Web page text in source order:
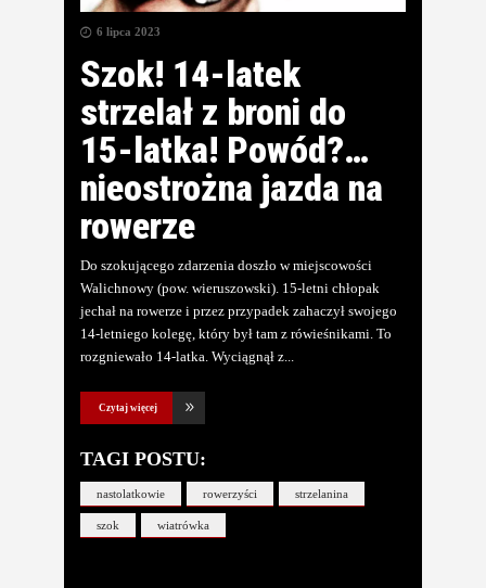
6 lipca 2023
Szok! 14-latek
strzelał z broni do
15-latka! Powód?…
nieostrożna jazda na
rowerze
Do szokującego zdarzenia doszło w miejscowości
Walichnowy (pow. wieruszowski). 15-letni chłopak
jechał na rowerze i przez przypadek zahaczył swojego
14-letniego kolegę, który był tam z rówieśnikami. To
rozgniewało 14-latka. Wyciągnął z
Czytaj więcej
TAGI POSTU:
nastolatkowie rowerzyści strzelanina
szok wiatrówka